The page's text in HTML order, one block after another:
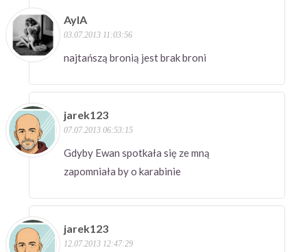
AylA
03.07.2013 11:03:56
najtańszą bronią jest brak broni
jarek123
07.07.2013 06:53:15
Gdyby Ewan spotkała się ze mną
zapomniała by o karabinie
jarek123
12.07.2013 12:47:29